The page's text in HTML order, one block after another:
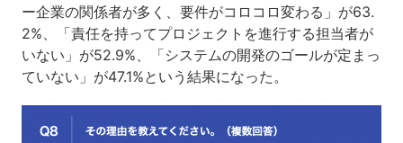
ー企業の関係者が多く、要件がコロコロ変わる」が63.
2%、「責任を持ってプロジェクトを進行する担当者が
いない」が52.9%、「システムの開発のゴールが定まっ
ていない」が47.1%という結果になった。